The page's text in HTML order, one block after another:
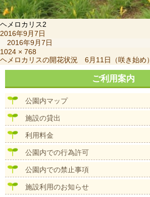
ヘメロカリス2
投
日:
2016年9月7日
2016年9月7日
フ
ル
サ
ズ
1024 × 768
投
稿
ビ
ヘメロカリスの開花状況 6月11日（咲き始め）
ご利用案内
公園内マップ
施設の貸出
利用料金
公園内での行為許可
公園内での禁止事項
施設利用のお知らせ